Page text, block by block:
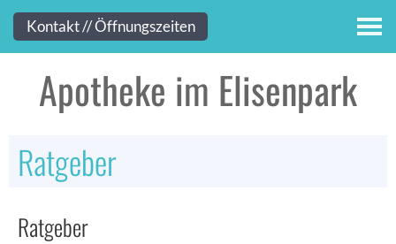
Kontakt
Apotheke im Elisenpark
Ratgeber
Ratgeber
Kontakt // Öffnungszeiten